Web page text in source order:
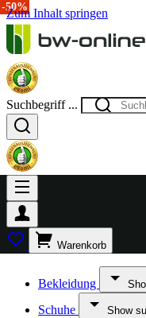
Zum Inhalt springen
Suchbegriff ...
Warenkorb
Bekleidung
Schuhe Show
-50%
-50%